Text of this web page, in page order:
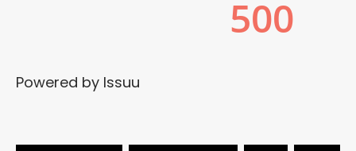
Powered by Issuu